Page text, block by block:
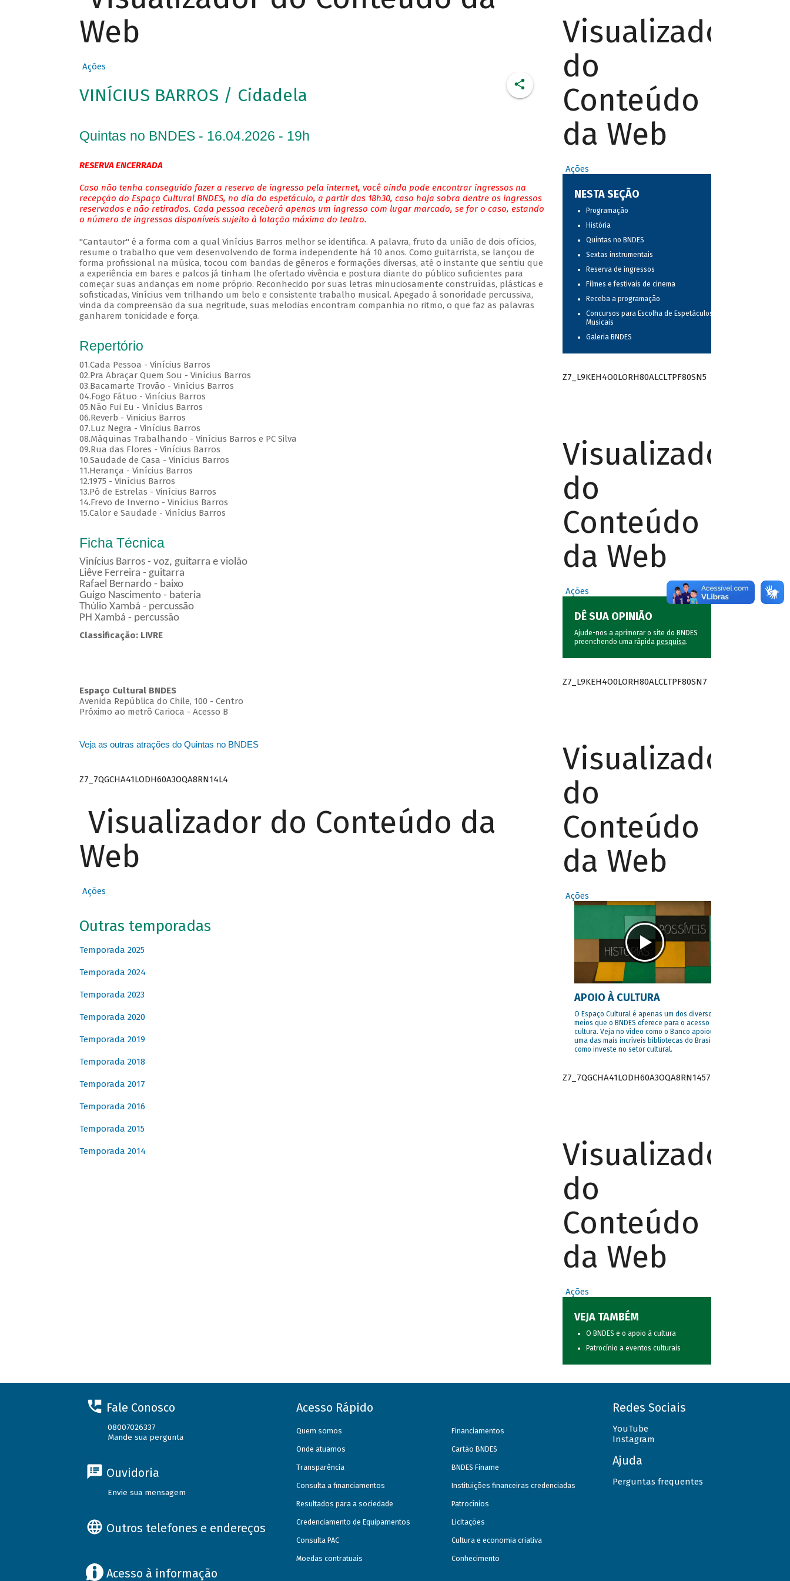
Web
Ações
VINÍCIUS BARROS / Cidadela
Quintas no BNDES - 16.04.2026 - 19h
RESERVA ENCERRADA
Caso não tenha conseguido fazer a reserva de ingresso pela internet, você ainda pode encontrar ingressos na
recepção do Espaço Cultural BNDES, no dia do espetáculo, a partir das 18h30, caso haja sobra dentre os ingressos
reservados e não retirados. Cada pessoa receberá apenas um ingresso com lugar marcado, se for o caso, estando
o número de ingressos disponíveis sujeito à lotação máxima do teatro.
"Cantautor" é a forma com a qual Vinícius Barros melhor se identifica. A palavra, fruto da união de dois ofícios,
resume o trabalho que vem desenvolvendo de forma independente há 10 anos. Como guitarrista, se lançou de
forma profissional na música, tocou com bandas de gêneros e formações diversas, até o instante que sentiu que
a experiência em bares e palcos já tinham lhe ofertado vivência e postura diante do público suficientes para
começar suas andanças em nome próprio. Reconhecido por suas letras minuciosamente construídas, plásticas e
sofisticadas, Vinícius vem trilhando um belo e consistente trabalho musical. Apegado à sonoridade percussiva,
vinda da compreensão da sua negritude, suas melodias encontram companhia no ritmo, o que faz as palavras
ganharem tonicidade e força.
Repertório
01.Cada Pessoa - Vinícius Barros
02.Pra Abraçar Quem Sou - Vinícius Barros
03.Bacamarte Trovão - Vinícius Barros
04.Fogo Fátuo - Vinícius Barros
05.Não Fui Eu - Vinícius Barros
06.Reverb - Vinicius Barros
07.Luz Negra - Vinícius Barros
08.Máquinas Trabalhando - Vinícius Barros e PC Silva
09.Rua das Flores - Vinícius Barros
10.Saudade de Casa - Vinícius Barros
11.Herança - Vinícius Barros
12.1975 - Vinícius Barros
13.Pó de Estrelas - Vinícius Barros
14.Frevo de Inverno - Vinícius Barros
15.Calor e Saudade - Vinícius Barros
Ficha Técnica
Vinícius Barros - voz, guitarra e violão
Liêve Ferreira - guitarra
Rafael Bernardo - baixo
Guigo Nascimento - bateria
Thúlio Xambá - percussão
PH Xambá - percussão
Classificação: LIVRE
Espaço Cultural BNDES
Avenida República do Chile, 100 - Centro
Próximo ao metrô Carioca - Acesso B
Veja as outras atrações do Quintas no BNDES
Z7_7QGCHA41LODH60A3OQA8RN14L4
Visualizador do Conteúdo da
Web
Ações
Outras temporadas
Temporada 2025
Temporada 2024
Temporada 2023
Temporada 2020
Temporada 2019
Temporada 2018
Temporada 2017
Temporada 2016
Temporada 2015
Temporada 2014
Visualizador
do
Conteúdo
da Web
Ações
NESTA SEÇÃO
Programação
História
Quintas no BNDES
Sextas instrumentais
Reserva de ingressos
Filmes e festivais de cinema
Receba a programação
Concursos para Escolha de Espetáculos
Musicais
Galeria BNDES
Z7_L9KEH4O0LORH80ALCLTPF80SN5
Visualizador
do
Conteúdo
da Web
Ações
DÊ SUA OPINIÃO
Ajude-nos a aprimorar o site do BNDES
preenchendo uma rápida pesquisa.
Z7_L9KEH4O0LORH80ALCLTPF80SN7
Visualizador
do
Conteúdo
da Web
Ações
APOIO À CULTURA
O Espaço Cultural é apenas um dos diversos
meios que o BNDES oferece para o acesso à
cultura. Veja no vídeo como o Banco apoiou
uma das mais incríveis bibliotecas do Brasil e
como investe no setor cultural.
Z7_7QGCHA41LODH60A3OQA8RN1457
Visualizador
do
Conteúdo
da Web
Ações
VEJA TAMBÉM
O BNDES e o apoio à cultura
Patrocínio a eventos culturais
Fale Conosco
08007026337
Mande sua pergunta
Ouvidoria
Envie sua mensagem
Outros telefones e endereços
Acesso à informação
Acesso Rápido
Quem somos
Onde atuamos
Transparência
Consulta a financiamentos
Resultados para a sociedade
Credenciamento de Equipamentos
Consulta PAC
Moedas contratuais
Financiamentos
Cartão BNDES
BNDES Finame
Instituições financeiras credenciadas
Patrocínios
Licitações
Cultura e economia criativa
Conhecimento
Redes Sociais
YouTube
Instagram
Ajuda
Perguntas frequentes